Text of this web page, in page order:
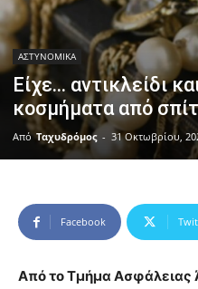
ΑΣΤΥΝΟΜΙΚΑ
Είχε… αντικλείδι
κοσμήματα από
Από Ταχυδρόμος - 31 Οκτωβρίου,
Facebook
Από το Τμήμα Ασφάλειας